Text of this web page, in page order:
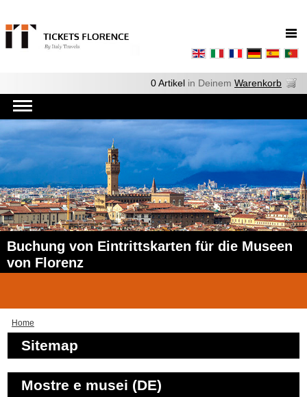
0 Artikel in Deinem Warenkorb
Buchung von Eintrittskarten für die Museen
von Florenz
Home
Sitemap
Mostre e musei (DE)